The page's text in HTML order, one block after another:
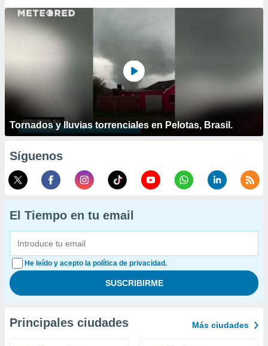
Tornados y lluvias torrenciales en Pelotas, Brasil.
Síguenos
El Tiempo en tu email
He leído y acepto la política de privacidad.
Principales ciudades Más ciudades